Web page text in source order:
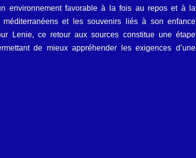
environnement favorable à la fois au repos et à la
et les souvenirs liés à son enfance
Lenie, ce retour aux sources constitue une étape
de mieux appréhender les exigences d’une